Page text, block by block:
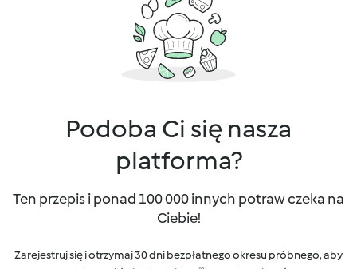
Podoba Ci się nasza
platforma?
Ten przepis i ponad 100 000 innych potraw czeka na
Ciebie!
Zarejestruj się i otrzymaj 30 dni bezpłatnego okresu próbnego, aby